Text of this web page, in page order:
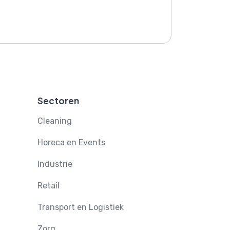
Sectoren
Cleaning
Horeca en Events
Industrie
Retail
Transport en Logistiek